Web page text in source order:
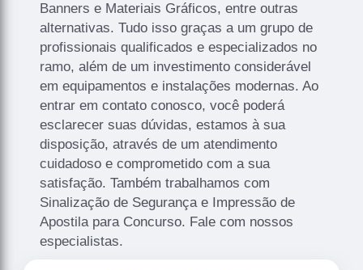
Banners e Materiais Gráficos, entre outras
alternativas. Tudo isso graças a um grupo de
profissionais qualificados e especializados no
ramo, além de um investimento considerável
em equipamentos e instalações modernas. Ao
entrar em contato conosco, você poderá
esclarecer suas dúvidas, estamos à sua
disposição, através de um atendimento
cuidadoso e comprometido com a sua
satisfação. Também trabalhamos com
Sinalização de Segurança e Impressão de
Apostila para Concurso. Fale com nossos
especialistas.